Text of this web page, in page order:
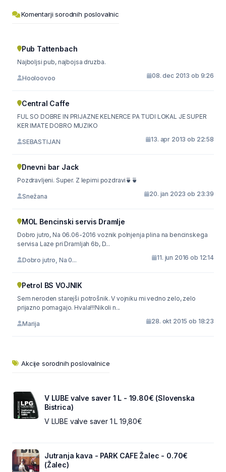
Komentarji sorodnih poslovalnic
Pub Tattenbach
Najboljsi pub, najbojsa druzba.
Hooloovoo 08. dec 2013 ob 9:26
Central Caffe
FUL SO DOBRE IN PRIJAZNE KELNERCE PA TUDI LOKAL JE SUPER
KER IMATE DOBRO MUZIKO
SEBASTIJAN 13. apr 2013 ob 22:58
Dnevni bar Jack
Pozdravljeni. Super. Z lepimi pozdravi🍵🍵
Snežana 20. jan 2023 ob 23:39
MOL Bencinski servis Dramlje
Dobro jutro, Na 06.06-2016 voznik polnjenja plina na bencinskega
servisa Laze pri Dramljah 6b, D...
Dobro jutro, Na 0... 11. jun 2016 ob 12:14
Petrol BS VOJNIK
Sem neroden starejši potrošnik. V vojniku mi vedno zelo, zelo
prijazno pomagajo. Hvala!!!Nikoli n...
Marija 28. okt 2015 ob 18:23
Akcije sorodnih poslovalnice
V LUBE valve saver 1 L - 19.80€ (Slovenska
Bistrica)
V LUBE valve saver 1 L 19,80€
Jutranja kava - PARK CAFE Žalec - 0.70€
(Žalec)